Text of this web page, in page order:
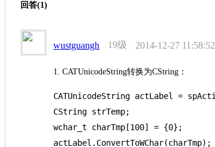
回答(1)
wustguangh 19级 2014-12-27 11:58:52
1. CATUnicodeString转换为CString：
CATUnicodeString actLabel =
CString strTemp;
wchar_t charTmp[100] = {0};
actLabel.ConvertToWChar(charTmp);